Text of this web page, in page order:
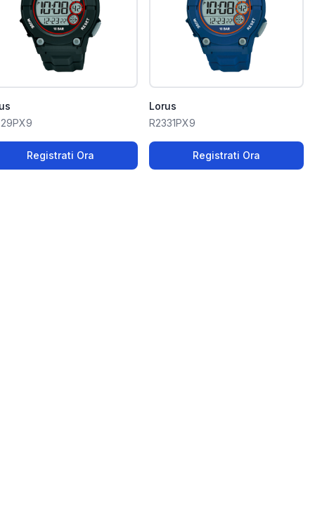
Registrati Ora
Lorus
R2331PX9
Registrati Ora